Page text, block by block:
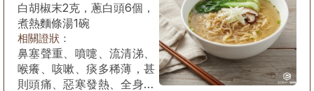
白胡椒末2克，蔥白頭6個，
煮熱麵條湯1碗
相關證狀：
鼻塞聲重、噴嚏、流清涕、
喉癢、咳嗽、痰多稀薄，甚
則頭痛、惡寒發熱、全身疼